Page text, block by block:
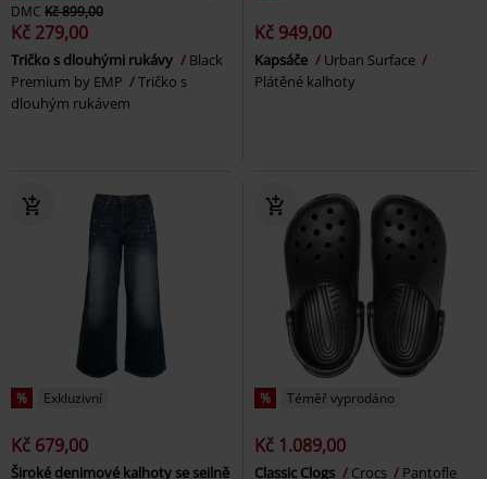
DMC Kč 899,00
Kč 279,00
Tričko s dlouhými rukávy
Black
Premium by EMP
Tričko s
dlouhým rukávem
Kč 949,00
Kapsáče
Urban Surface
Plátěné kalhoty
% Exkluzivní
Kč 679,00
Široké denimové kalhoty se seilně
% Téměř vyprodáno
Kč 1.089,00
Classic Clogs Crocs Pantofle